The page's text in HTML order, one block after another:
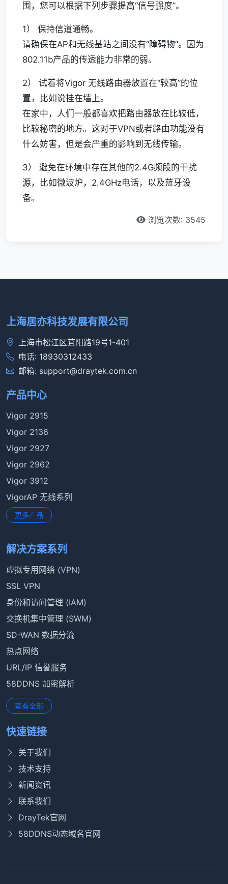
围，您可以根据下列步骤提高“信号强度”。
1） 保持信道通畅。
请确保在AP和无线基站之间没有“障碍物”。因为
802.11b产品的传透能力非常的弱。
2） 试着将Vigor 无线路由器放置在“较高”的位
置，比如说挂在墙上。
在家中，人们一般都喜欢把路由器放在比较低，
比较秘密的地方。这对于VPN或者路由功能没有
什么妨害，但是会严重的影响到无线传输。
3） 避免在环境中存在其他的2.4G频段的干扰
源，比如微波炉，2.4GHz电话，以及蓝牙设
备。
浏览次数: 3545
上海居亦科技发展有限公司
上海市松江区茸阳路19号1-401
电话: 18930312433
邮箱: support@draytek.com.cn
产品中心
Vigor 2915
Vigor 2136
Vigor 2927
Vigor 2962
Vigor 3912
VigorAP 无线系列
更多产品
解决方案系列
虚拟专用网络 (VPN)
SSL VPN
身份和访问管理 (IAM)
交换机集中管理 (SWM)
SD-WAN 数据分流
热点网络
URL/IP 信誉服务
58DDNS 加密解析
查看全部
快速链接
关于我们
技术支持
新闻资讯
联系我们
DrayTek官网
58DDNS动态域名官网